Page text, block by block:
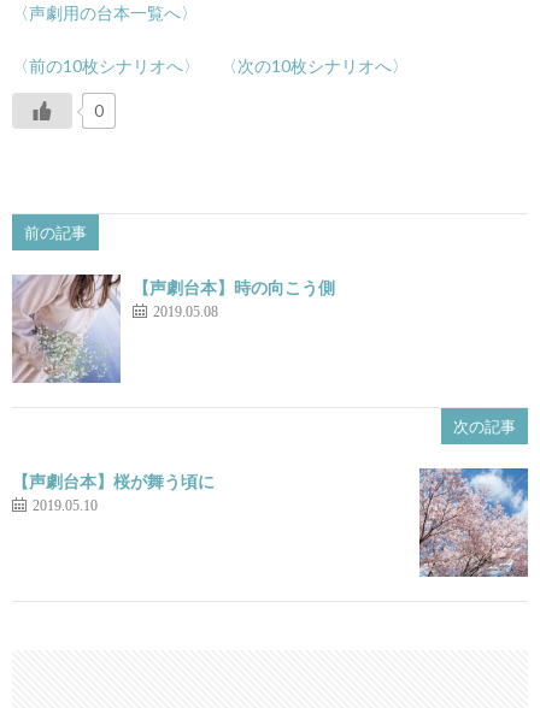
〈声劇用の台本一覧へ〉
〈前の10枚シナリオへ〉 〈次の10枚シナリオへ〉
0
前の記事
【声劇台本】時の向こう側
2019.05.08
次の記事
【声劇台本】桜が舞う頃に
2019.05.10